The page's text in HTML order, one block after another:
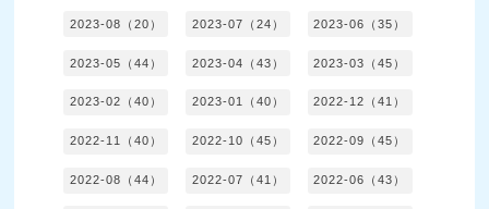
2023-08（20） 2023-07（24） 2023-06（35）
2023-05（44） 2023-04（43） 2023-03（45）
2023-02（40） 2023-01（40） 2022-12（41）
2022-11（40） 2022-10（45） 2022-09（45）
2022-08（44） 2022-07（41） 2022-06（43）